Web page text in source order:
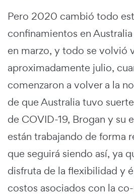
Pero 2020 cambió todo
confinamientos en
en marzo, y todo se volvió
aproximadamente julio,
comenzaron a volver a la
de que Australia tuvo
de COVID-19, Brogan y su
están trabajando de forma
que seguirá siendo así, ya
disfruta de la flexibilidad y
costos asociados con la